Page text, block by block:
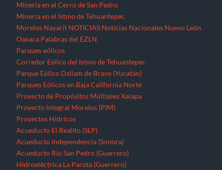
Minería en el Cerro de San Pedro
Minería en el Istmo de Tehuantepec
Morelos Nayarit NOTICIAS Noticias Nacionales Nuevo León
Oaxaca Palabras del EZLN
Parques eólicos
Corredor Eólico del Istmo de Tehuantepec
Parque Eólico Dzilam de Bravo (Yucatán)
Parques Eólicos en Baja California Norte
Proyecto de Propósitos Múltiples Xalapa
Proyecto Integral Morelos (PIM)
Proyectos Hídricos
Acueducto El Realito (SLP)
Acueducto Independencia (Sonora)
Acueducto Río San Pedro (Guerrero)
Hidroeléctrica La Parota (Guerrero)